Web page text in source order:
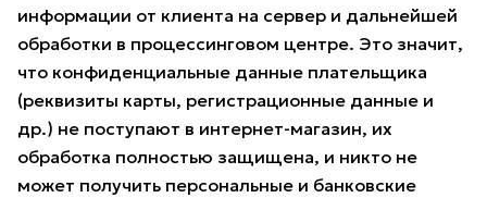
информации от клиента на сервер и дальнейшей
обработки в процессинговом центре. Это значит,
что конфиденциальные данные плательщика
(реквизиты карты, регистрационные данные и
др.) не поступают в интернет-магазин, их
обработка полностью защищена, и никто не
может получить персональные и банковские